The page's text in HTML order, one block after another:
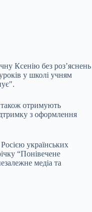
Ксенію без роз’яснень
у школі учням
також отримують
з оформлення
українських
“Понівечене
медіа та